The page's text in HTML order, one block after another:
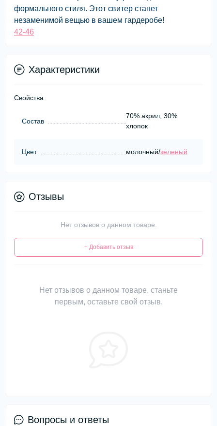
формального стиля. Этот свитер станет
незаменимой вещью в вашем гардеробе!
42-46
Характеристики
Свойства
Состав
70% акрил, 30%
хлопок
Цвет молочный/зеленый
Отзывы
Нет отзывов о данном товаре.
+ Добавить отзыв
Нет отзывов о данном товаре, станьте
первым, оставьте свой отзыв.
Вопросы и ответы